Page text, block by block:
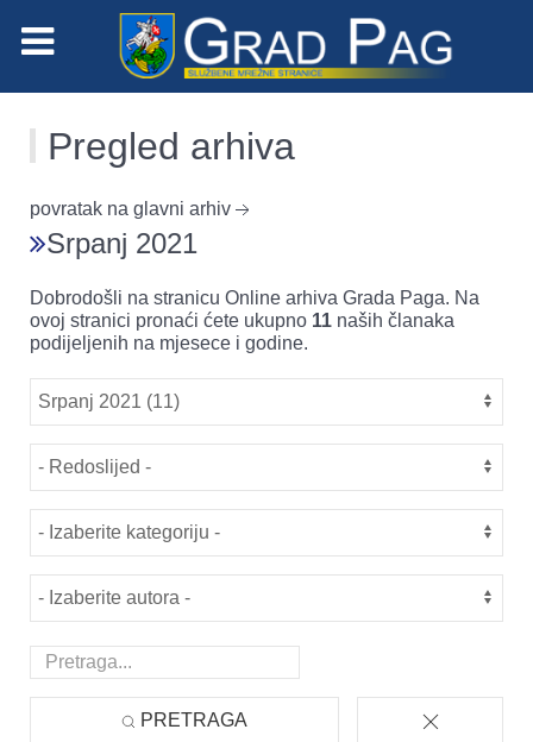
Pregled arhiva
povratak na glavni arhiv
Srpanj 2021
Dobrodošli na stranicu Online arhiva Grada Paga. Na
ovoj stranici pronaći ćete ukupno 11 naših članaka
podijeljenih na mjesece i godine.
PRETRAGA